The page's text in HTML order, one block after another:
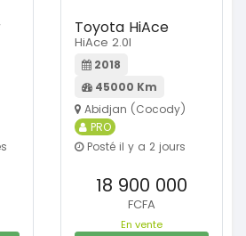
Toyota HiAce
HiAce 2.0l
2018
45000 Km
Abidjan (Cocody)
PRO
Posté il y a 2 jours
18 900 000
FCFA
En vente